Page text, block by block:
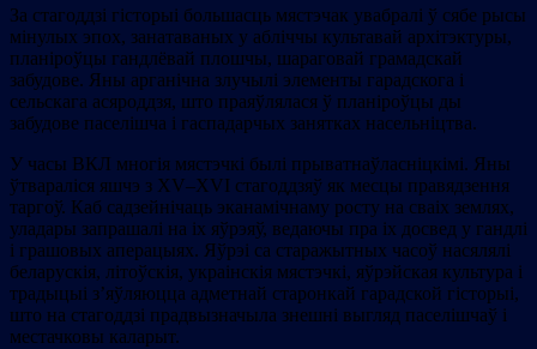
За стагоддзі гісторыі большасць мястэчак увабралі ў сябе рысы
мінулых эпох, занатаваных у абліччы культавай архітэктуры,
планіроўцы гандлёвай плошчы, шараговай грамадскай
забудове. Яны арганічна злучылі элементы гарадскога і
сельскага асяроддзя, што праяўлялася ў планіроўцы ды
забудове паселішча і гаспадарчых занятках насельніцтва.
У часы ВКЛ многія мястэчкі былі прыватнаўласніцкімі. Яны
ўтвараліся яшчэ з XV–XVI стагоддзяў як месцы правядзення
таргоў. Каб садзейнічаць эканамічнаму росту на сваіх землях,
уладары запрашалі на іх яўрэяў, ведаючы пра іх досвед у гандлі
і грашовых аперацыях. Яўрэі са старажытных часоў насялялі
беларускія, літоўскія, украінскія мястэчкі, яўрэйская культура і
традыцыі з’яўляюцца адметнай старонкай гарадской гісторыі,
што на стагоддзі прадвызначыла знешні выгляд паселішчаў і
местачковы каларыт.